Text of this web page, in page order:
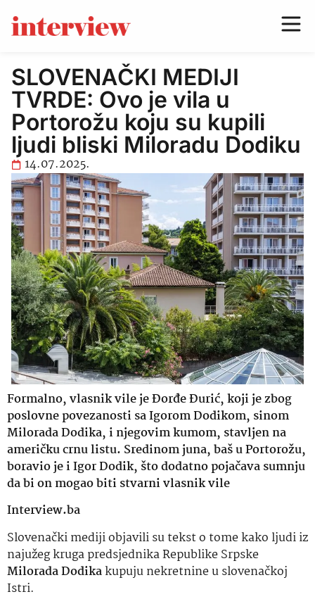
SLOVENAČKI MEDIJI
TVRDE: Ovo je vila u
Portorožu koju su kupili
ljudi bliski Miloradu Dodiku
14.07.2025.
Formalno, vlasnik vile je Đorđe Đurić, koji je zbog
poslovne povezanosti sa Igorom Dodikom, sinom
Milorada Dodika, i njegovim kumom, stavljen na
američku crnu listu. Sredinom juna, baš u Portorožu,
boravio je i Igor Dodik, što dodatno pojačava sumnju
da bi on mogao biti stvarni vlasnik vile
Interview.ba
Slovenački mediji objavili su tekst o tome kako ljudi iz
najužeg kruga predsjednika Republike Srpske
Milorada Dodikakupuju nekretnine u slovenačkoj
Istri.